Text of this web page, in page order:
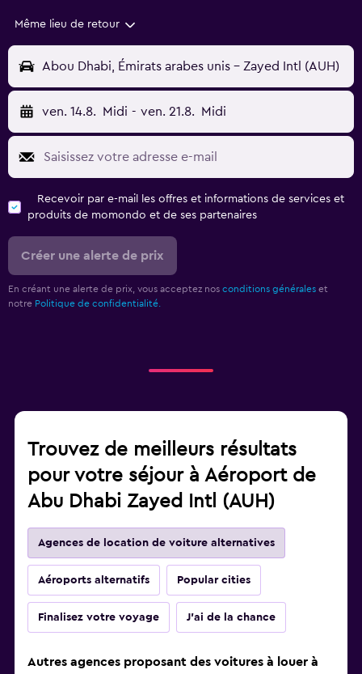
Même lieu de retour
Abou Dhabi, Émirats arabes unis - Zayed Intl (AUH)
ven. 14.8. Midi - ven. 21.8. Midi
Recevoir par e-mail les offres et informations de services et
produits de momondo et de ses partenaires
Créer une alerte de prix
En créant une alerte de prix, vous acceptez nos conditions générales et
notre Politique de confidentialité.
Trouvez de meilleurs résultats
pour votre séjour à Aéroport de
Abu Dhabi Zayed Intl (AUH)
Agences de location de voiture alternatives
Aéroports alternatifs Popular cities
Finalisez votre voyage J'ai de la chance
Autres agences proposant des voitures à louer à